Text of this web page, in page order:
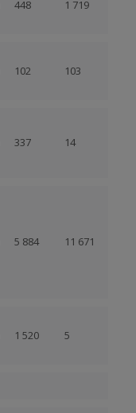
448 1 719
102 103
337 14
5 884 11 671
1 520 5